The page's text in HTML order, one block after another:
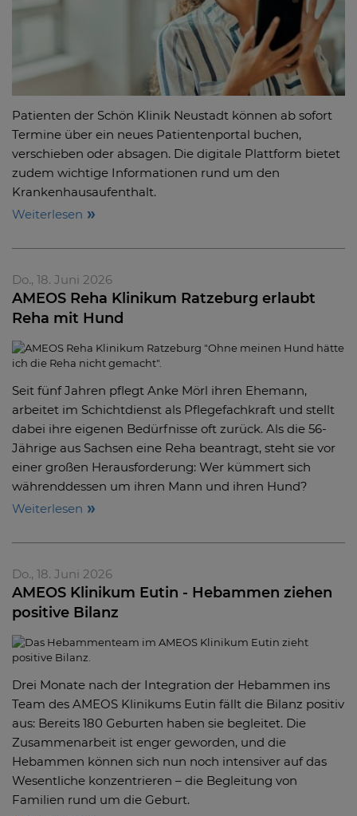
Patienten der Schön Klinik Neustadt können ab sofort
Termine über ein neues Patientenportal buchen,
verschieben oder absagen. Die digitale Plattform bietet
zudem wichtige Informationen rund um den
Krankenhausaufenthalt.
Weiterlesen
Do., 18. Juni 2026
AMEOS Reha Klinikum Ratzeburg erlaubt
Reha mit Hund
Seit fünf Jahren pflegt Anke Mörl ihren Ehemann,
arbeitet im Schichtdienst als Pflegefachkraft und stellt
dabei ihre eigenen Bedürfnisse oft zurück. Als die 56-
Jährige aus Sachsen eine Reha beantragt, steht sie vor
einer großen Herausforderung: Wer kümmert sich
währenddessen um ihren Mann und ihren Hund?
Weiterlesen
Do., 18. Juni 2026
AMEOS Klinikum Eutin - Hebammen ziehen
positive Bilanz
Drei Monate nach der Integration der Hebammen ins
Team des AMEOS Klinikums Eutin fällt die Bilanz positiv
aus: Bereits 180 Geburten haben sie begleitet. Die
Zusammenarbeit ist enger geworden, und die
Hebammen können sich nun noch intensiver auf das
Wesentliche konzentrieren – die Begleitung von
Familien rund um die Geburt.